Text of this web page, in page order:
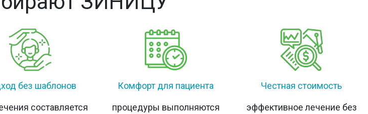
без шаблонов
составляется
Комфорт для пациента
процедуры выполняются
Честная стоимость
эффективное лечение без